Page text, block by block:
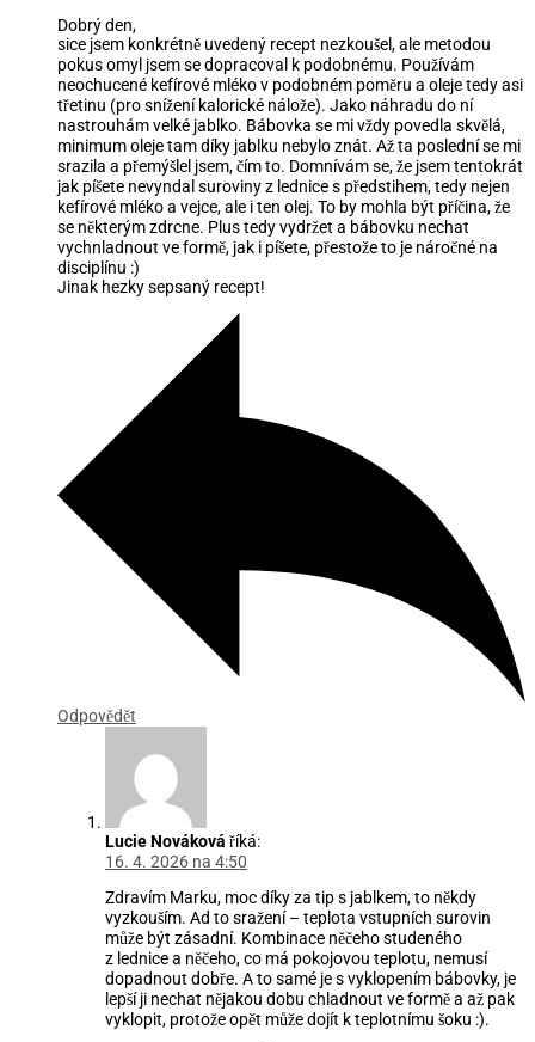
Dobrý den,
sice jsem konkrétně uvedený recept nezkoušel, ale metodou
pokus omyl jsem se dopracoval k podobnému. Používám
neochucené kefírové mléko v podobném poměru a oleje tedy asi
třetinu (pro snížení kalorické nálože). Jako náhradu do ní
nastrouhám velké jablko. Bábovka se mi vždy povedla skvělá,
minimum oleje tam díky jablku nebylo znát. Až ta poslední se mi
srazila a přemýšlel jsem, čím to. Domnívám se, že jsem tentokrát
jak píšete nevyndal suroviny z lednice s předstihem, tedy nejen
kefírové mléko a vejce, ale i ten olej. To by mohla být příčina, že
se některým zdrcne. Plus tedy vydržet a bábovku nechat
vychnladnout ve formě, jak i píšete, přestože to je náročné na
disciplínu :)
Jinak hezky sepsaný recept!
Odpovědět
Lucie Nováková říká:
16. 4. 2026 na 4:50
Zdravím Marku, moc díky za tip s jablkem, to někdy
vyzkouším. Ad to sražení – teplota vstupních surovin
může být zásadní. Kombinace něčeho studeného
z lednice a něčeho, co má pokojovou teplotu, nemusí
dopadnout dobře. A to samé je s vyklopením bábovky, je
lepší ji nechat nějakou dobu chladnout ve formě a až pak
vyklopit, protože opět může dojít k teplotnímu šoku :).